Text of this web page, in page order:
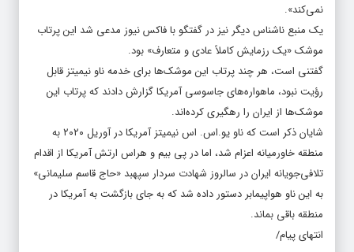
نمی‌کند».
یک منبع ناشناس دیگر نیز در گفتگو با فاکس نیوز مدعی شد این پرتاب
موشک «یک رزمایش کاملاً عادی و متعارف» بود.
گفتنی است، هر چند پرتاب این موشک‌ها برای خدمه ناو نیمیتز قابل
رؤیت نبود، ماهواره‌های جاسوسی آمریکا گزارش دادند که پرتاب این
موشک‌ها از ایران را رهگیری کرده‌اند.
شایان ذکر است که ناو یو.اس. اس نیمیتز آمریکا در آوریل ۲۰۲۰ به
منطقه خاورمیانه اعزام شد، اما در پی بیم و هراس ارتش آمریکا از اقدام
تلافی‌جویانه ایران در سالروز شهادت سردار سپهبد «حاج قاسم سلیمانی»
به این ناو هواپیمابر دستور داده شد که به جای بازگشت به آمریکا در
منطقه باقی بماند.
انتهای پیام/